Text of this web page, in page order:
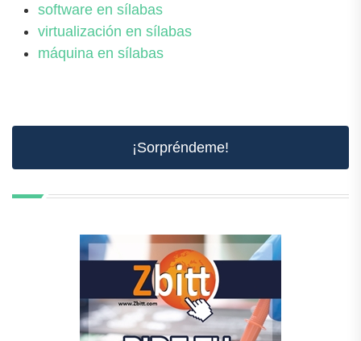
software en sílabas
virtualización en sílabas
máquina en sílabas
¡Sorpréndeme!